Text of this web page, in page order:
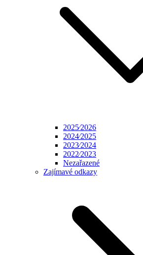
2025⁄2026
2024⁄2025
2023⁄2024
2022⁄2023
Nezařazené
Zajímavé odkazy